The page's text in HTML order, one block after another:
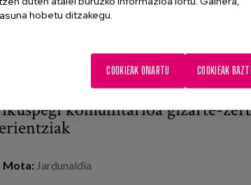
komunitarioa gizarte-
Mota: Jardunaldia
hobetu ditzakegu.
COOKIEAK
COOKIEAK ONARTU